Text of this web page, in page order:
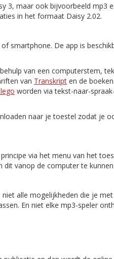
3, maar ook bijvoorbeeld mp3
in het formaat Daisy 2.02.
smartphone. De app is
van een computerstem,
van Transkript en de
worden via tekst-naar-
naar je toestel zodat je
via het menu van het
dit vanop de computer te
alle mogelijkheden die je
En niet elke mp3-speler